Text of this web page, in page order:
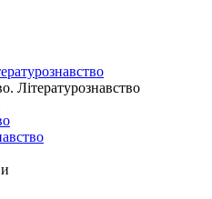
Літературознавство